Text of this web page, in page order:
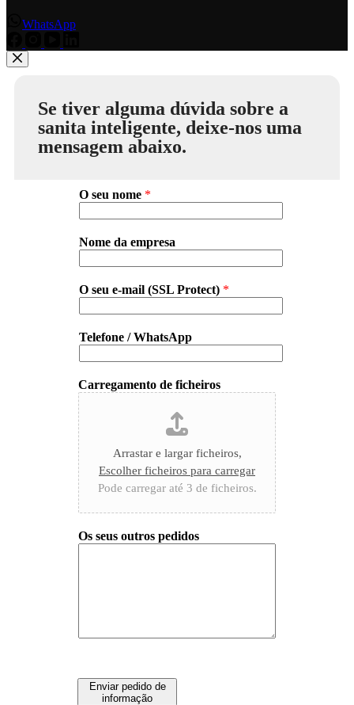
WhatsApp
Se tiver alguma dúvida sobre a
sanita inteligente, deixe-nos uma
mensagem abaixo.
O seu nome *
Nome da empresa
O seu e-mail (SSL Protect) *
Telefone / WhatsApp
Carregamento de ficheiros
Arrastar e largar ficheiros,
Escolher ficheiros para carregar
Pode carregar até 3 de ficheiros.
Os seus outros pedidos
Enviar pedido de
informação